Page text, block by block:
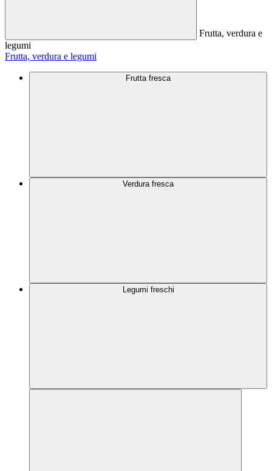
Frutta, verdura e
legumi
Frutta, verdura e legumi
Frutta fresca
Verdura fresca
Legumi freschi